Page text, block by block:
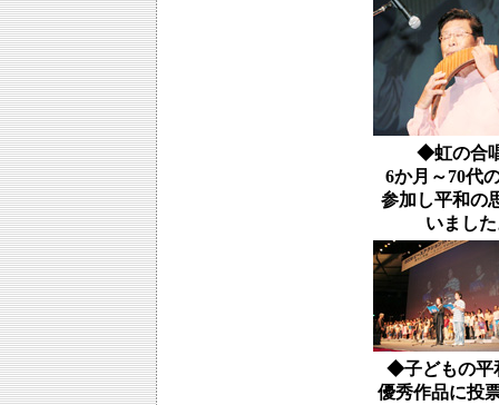
◆虹の合
6か月～70代
参加し平和の
いまし
◆子どもの平
優秀作品に投